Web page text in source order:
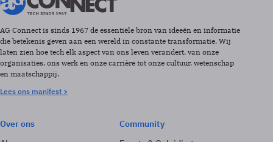
AG Connect is sinds 1967 de essentiële bron van ideeën en informatie
die betekenis geven aan een wereld in constante transformatie. Wij
laten zien hoe tech elk aspect van ons leven verandert, van onze
organisaties, ons werk en onze carrière tot onze cultuur, wetenschap
en maatschappij.
Lees ons manifest >
Over ons
Community